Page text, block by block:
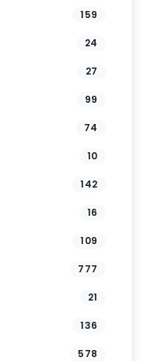
159
24
27
99
74
10
142
16
109
777
21
136
578